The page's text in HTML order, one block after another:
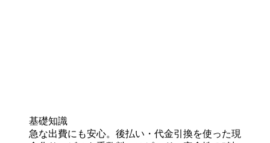
基礎知識
急な出費にも安心。後払い・代金引換を使った現